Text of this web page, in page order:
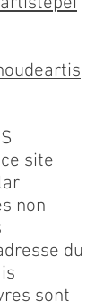
site
non
du
sont